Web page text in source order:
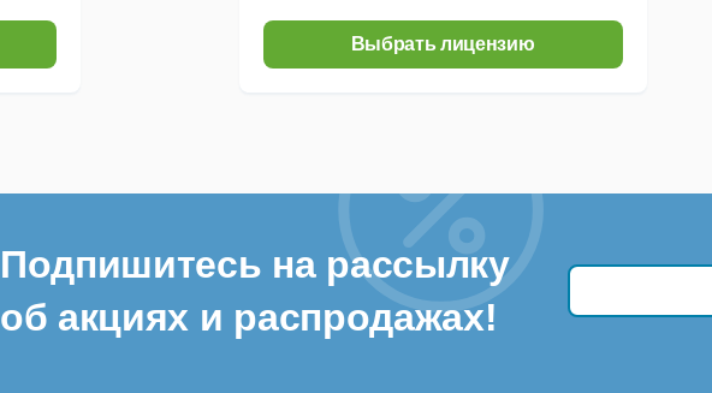
Выбрать лицензию
Подпишитесь на рассылку
об акциях и распродажах!